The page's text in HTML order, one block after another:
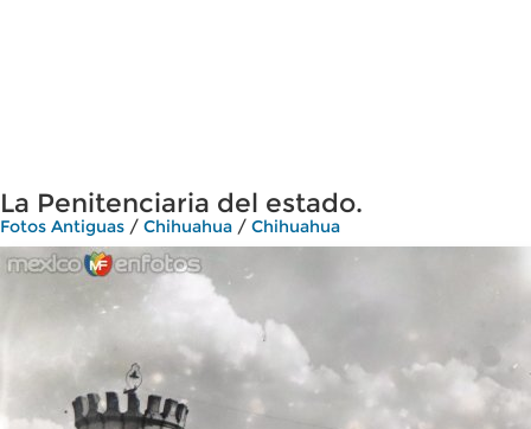
La Penitenciaria del estado.
Fotos Antiguas / Chihuahua / Chihuahua